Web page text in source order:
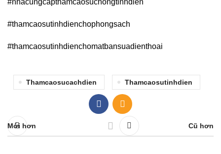
#nhacungcapthamcaosuchongtinhdien
#thamcaosutinhdienchophongsach
#thamcaosutinhdienchomatbansuadienthoai
Thamcaosucachdien Thamcaosutinhdien
Mới hơn Cũ hơn